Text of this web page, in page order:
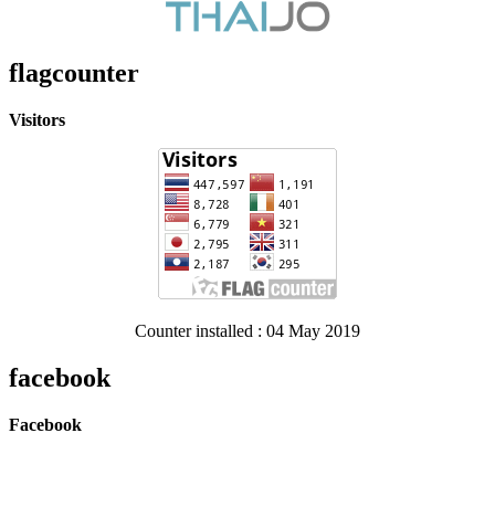
flagcounter
Visitors
Counter installed : 04 May 2019
facebook
Facebook